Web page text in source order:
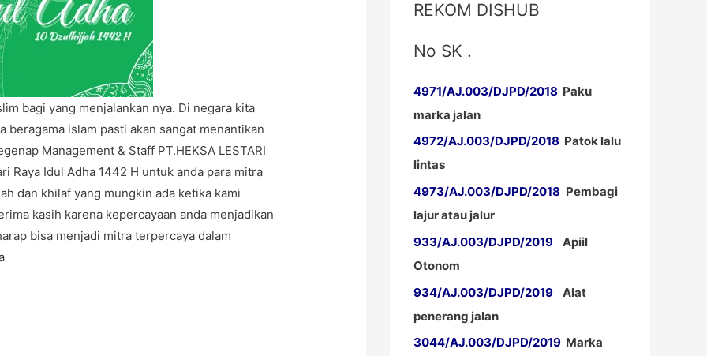
bagi yang menjalankan nya. Di negara kita
beragama islam pasti akan sangat menantikan
Management & Staff PT.HEKSA LESTARI
Raya Idul Adha 1442 H untuk anda para mitra
dan khilaf yang mungkin ada ketika kami
kasih karena kepercayaan anda menjadikan
bisa menjadi mitra terpercaya dalam
REKOM DISHUB
No SK .
4971/AJ.003/DJPD/2018 Paku
marka jalan
4972/AJ.003/DJPD/2018 Patok lalu
lintas
4973/AJ.003/DJPD/2018 Pembagi
lajur atau jalur
933/AJ.003/DJPD/2019 Apiil
Otonom
934/AJ.003/DJPD/2019 Alat
penerang jalan
3044/AJ.003/DJPD/2019 Marka